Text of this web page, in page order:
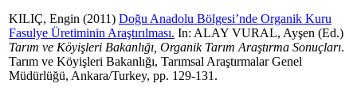
KILIÇ, Engin (2011) Doğu Anadolu Bölgesi’nde Organik Kuru
Fasulye Üretiminin Araştırılması. In: ALAY VURAL, Ayşen (Ed.)
Tarım ve Köyişleri Bakanlığı, Organik Tarım Araştırma Sonuçları.
Tarım ve Köyişleri Bakanlığı, Tarımsal Araştırmalar Genel
Müdürlüğü, Ankara/Turkey, pp. 129-131.